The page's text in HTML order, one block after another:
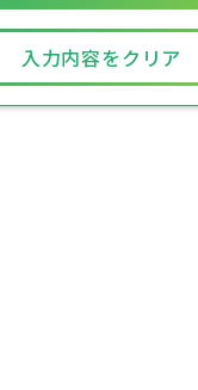
入力内容をクリア